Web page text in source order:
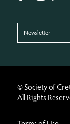
© Society of
All Rights